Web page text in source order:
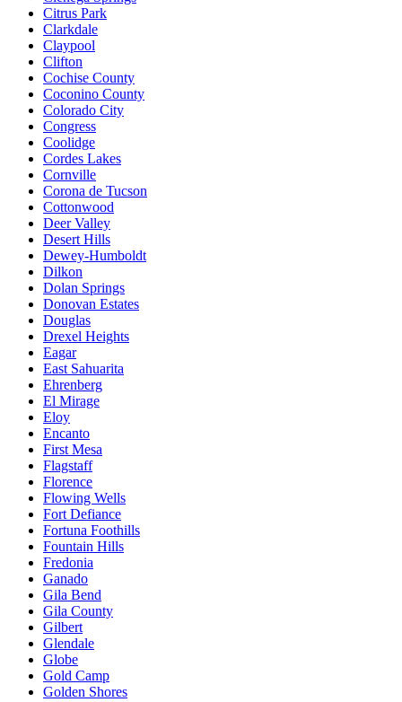
Citrus Park
Clarkdale
Claypool
Clifton
Cochise County
Coconino County
Colorado City
Congress
Coolidge
Cordes Lakes
Cornville
Corona de Tucson
Cottonwood
Deer Valley
Desert Hills
Dewey-Humboldt
Dilkon
Dolan Springs
Donovan Estates
Douglas
Drexel Heights
Eagar
East Sahuarita
Ehrenberg
El Mirage
Eloy
Encanto
First Mesa
Flagstaff
Florence
Flowing Wells
Fort Defiance
Fortuna Foothills
Fountain Hills
Fredonia
Ganado
Gila Bend
Gila County
Gilbert
Glendale
Globe
Gold Camp
Golden Shores